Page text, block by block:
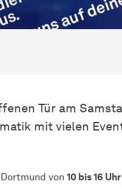
Tür am
mit vielen
von 10 bis 16 Uhr